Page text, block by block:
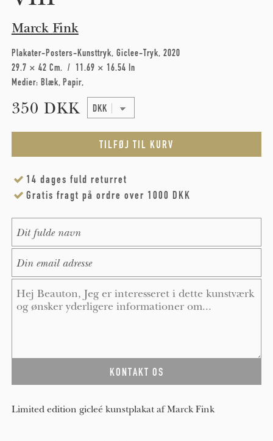
Marck Fink
Plakater-Posters-Kunsttryk Giclee-Tryk 2020
29.7 × 42 Cm
11.69 × 16.54 In
Medier: Blæk Papir
350 DKK
14 dages fuld returret
Gratis fragt på ordre over 1000 DKK
Limited edition gicleé kunstplakat af Marck Fink